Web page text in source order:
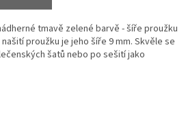
tmavě zelené barvě - šíře proužku
našití proužku je jeho šíře 9 mm. Skvěle se
šatů nebo po sešití jako